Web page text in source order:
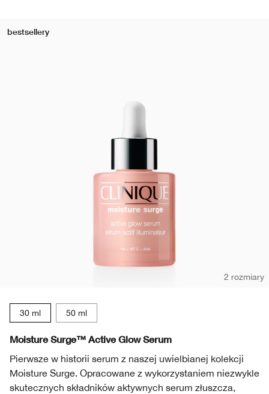
bestsellery
2 rozmiary
30 ml 50 ml
Moisture Surge™ Active Glow Serum
Pierwsze w historii serum z naszej uwielbianej kolekcji
Moisture Surge. Opracowane z wykorzystaniem niezwykle
skutecznych składników aktywnych serum złuszcza,